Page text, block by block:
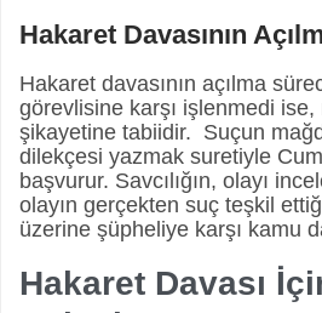
Hakaret Davasının
Hakaret davasının açılma
görevlisine karşı işlenmedi ise,
şikayetine tabiidir. Suçun
dilekçesi yazmak suretiyle
başvurur. Savcılığın, olayı
olayın gerçekten suç teşkil
üzerine şüpheliye karşı kamu
Hakaret Davası